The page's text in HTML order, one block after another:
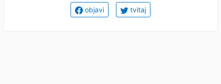
objavi tvitaj